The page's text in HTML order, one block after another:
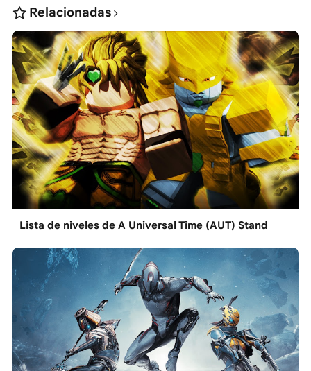
Relacionadas
Lista de niveles de A Universal Time (AUT) Stand